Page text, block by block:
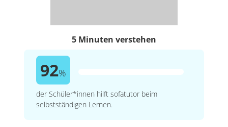
5 Minuten verstehen
92%
der Schüler*innen hilft sofatutor beim
selbstständigen Lernen.